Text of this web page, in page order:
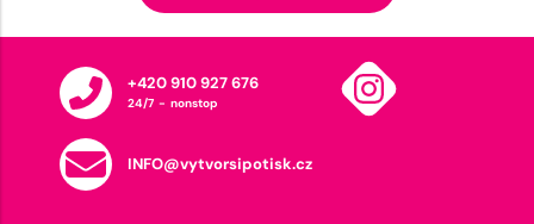
+420 910 927 676
24/7 - nonstop
INFO@vytvorsipotisk.cz